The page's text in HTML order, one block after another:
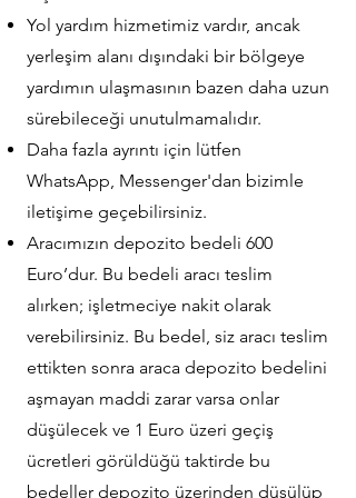
Yol yardım hizmetimiz vardır, ancak
yerleşim alanı dışındaki bir bölgeye
yardımın ulaşmasının bazen daha uzun
sürebileceği unutulmamalıdır.
Daha fazla ayrıntı için lütfen
WhatsApp, Messenger'dan bizimle
iletişime geçebilirsiniz.
Aracımızın depozito bedeli 600
Euro’dur. Bu bedeli aracı teslim
alırken; işletmeciye nakit olarak
verebilirsiniz. Bu bedel, siz aracı teslim
ettikten sonra araca depozito bedelini
aşmayan maddi zarar varsa onlar
düşülecek ve 1 Euro üzeri geçiş
ücretleri görüldüğü taktirde bu
bedeller depozito üzerinden düşülüp